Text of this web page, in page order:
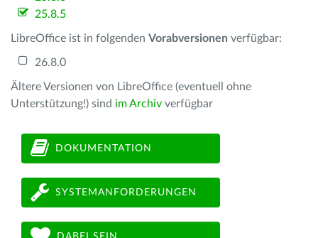
25.8.5
LibreOffice ist in folgenden Vorabversionen verfügbar:
26.8.0
Ältere Versionen von LibreOffice (eventuell ohne
Unterstützung!) sind im Archiv verfügbar
DOKUMENTATION
SYSTEMANFORDERUNGEN